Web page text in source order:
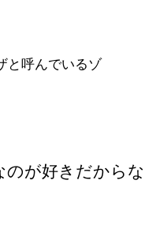
と呼んでいるゾ
が好きだからな